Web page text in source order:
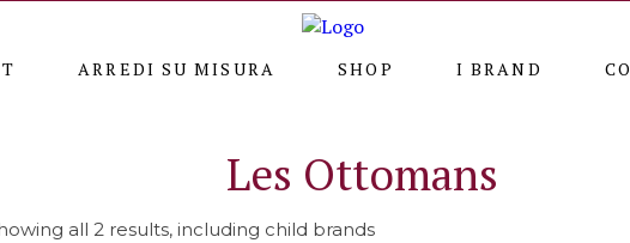
ARREDI SU MISURA SHOP I BRAND
Les Ottomans
all 2 results, including child brands